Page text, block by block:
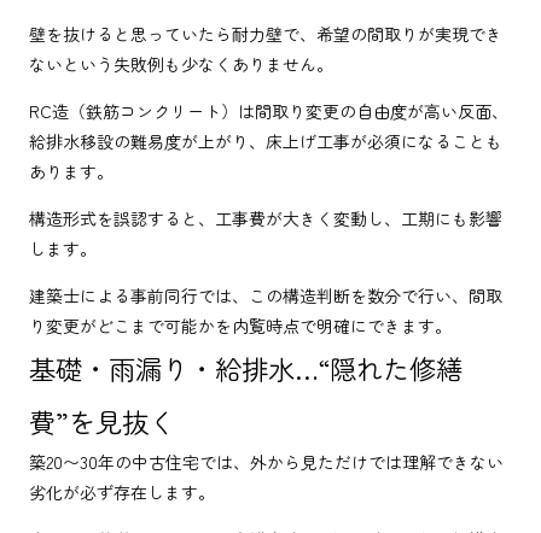
壁を抜けると思っていたら耐力壁で、希望の間取りが実現でき
ないという失敗例も少なくありません。
RC造（鉄筋コンクリート）は間取り変更の自由度が高い反面、
給排水移設の難易度が上がり、床上げ工事が必須になることも
あります。
構造形式を誤認すると、工事費が大きく変動し、工期にも影響
します。
建築士による事前同行では、この構造判断を数分で行い、間取
り変更がどこまで可能かを内覧時点で明確にできます。
基礎・雨漏り・給排水…“隠れた修繕
費”を見抜く
築20〜30年の中古住宅では、外から見ただけでは理解できない
劣化が必ず存在します。